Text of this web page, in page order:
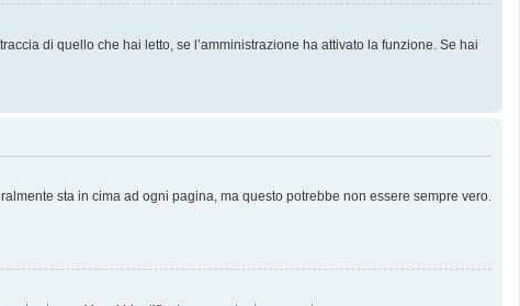
di quello che hai letto, se l’amministrazione ha attivato la funzione. Se hai
sta in cima ad ogni pagina, ma questo potrebbe non essere sempre vero.